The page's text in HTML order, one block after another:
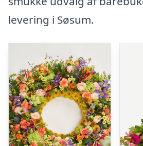
levering i Søsum.